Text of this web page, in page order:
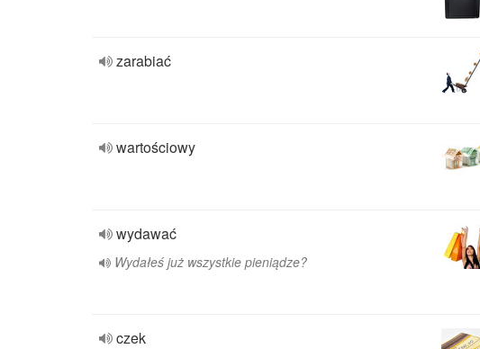
zarabiać
wartościowy
wydawać
Wydałeś już wszystkie pieniądze?
czek